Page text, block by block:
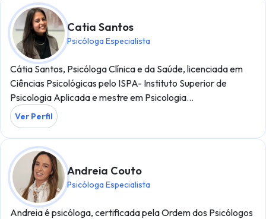
Catia Santos
Psicóloga Especialista
Cátia Santos, Psicóloga Clínica e da Saúde, licenciada em
Ciências Psicológicas pelo ISPA- Instituto Superior de
Psicologia Aplicada e mestre em Psicologia…
Ver Perfil
Andreia Couto
Psicóloga Especialista
Andreia é psicóloga, certificada pela Ordem dos Psicólogos